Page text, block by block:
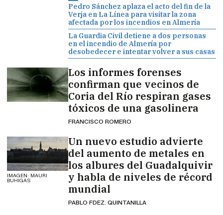
Pedro Sánchez aplaza el acto del fin de la
Verja en La Línea para visitar la zona
afectada por los incendios en Almería
La Guardia Civil detiene a dos personas
en el incendio de Almería por
desobedecer e intentar volver a sus casas
Los informes forenses
confirman que vecinos de
Coria del Río respiran gases
tóxicos de una gasolinera
FRANCISCO ROMERO
IMAGEN: MAURI
BUHIGAS
Un nuevo estudio advierte
del aumento de metales en
los albures del Guadalquivir
y habla de niveles de récord
mundial
PABLO FDEZ. QUINTANILLA